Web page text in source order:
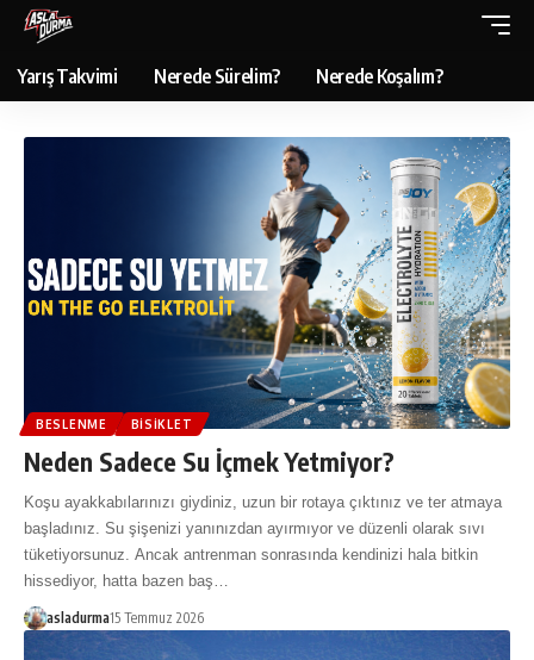
Yarış Takvimi Nerede Sürelim? Nerede Koşalım?
BESLENME BISIKLET
Neden Sadece Su İçmek Yetmiyor?
Koşu ayakkabılarınızı giydiniz, uzun bir rotaya çıktınız ve ter atmaya
başladınız. Su şişenizi yanınızdan ayırmıyor ve düzenli olarak sıvı
tüketiyorsunuz. Ancak antrenman sonrasında kendinizi hala bitkin
hissediyor, hatta bazen baş…
asladurma15 Temmuz 2026